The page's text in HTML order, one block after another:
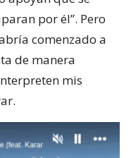
por él”. Pero
comenzado a
de manera
mis